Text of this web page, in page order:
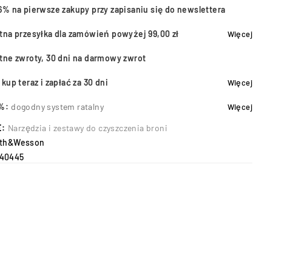
na pierwsze zakupy przy zapisaniu się do newslettera
przesyłka dla zamówień powyżej 99,00 zł Więcej
zwroty, 30 dni na darmowy zwrot
kup teraz i zapłać za 30 dni Więcej
dogodny system ratalny Więcej
Narzędzia i zestawy do czyszczenia broni